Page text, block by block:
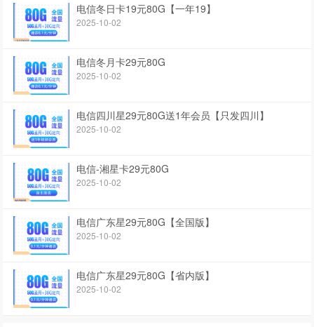
电信冬日卡19元80G【一年19】
2025-10-02
电信冬月卡29元80G
2025-10-02
电信四川星29元80G送1年会员【只发四川】
2025-10-02
电信-湘星卡29元80G
2025-10-02
电信广东星29元80G【全国版】
2025-10-02
电信广东星29元80G【省内版】
2025-10-02